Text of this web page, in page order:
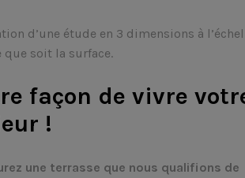
d’une étude en 3 dimensions à
que soit la surface.
façon de vivre
!
une terrasse que nous qualifions de